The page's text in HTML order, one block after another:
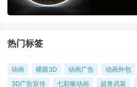
热门标签
动画 裸眼3D 动画广告 动画外包
3D广告宣传
七彩猴动画 超兽武装